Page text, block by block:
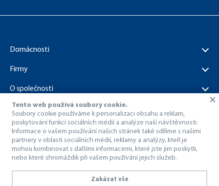
Domácnosti
Firmy
O společnosti
Dokumenty ke stažení
© 1998 – 2026 Dragon Internet a.s..
Všechna práva vyhrazena.
Ochrana osobních údajů
Tento web používá soubory cookie.
Soubory cookie používáme k personalizaci obsahu a reklam,
poskytování funkcí sociálních médií a analýze naší návštěvnosti.
Informace o vašem používání našich stránek také sdílíme s našimi
partnery v oblasti sociálních médií, reklamy a analýzy, kteří je
mohou kombinovat s dalšími informacemi, které jste jim poskytli,
nebo které shromáždili při vašem používání jejich služeb.
Zakázat vše